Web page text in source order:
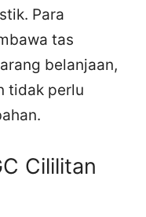
Para
tas
belanjaan,
tidak perlu
Cililitan